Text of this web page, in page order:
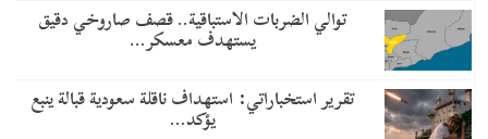
توالي الضربات الاستباقية.. قصف صاروخي دقيق
يستهدف معسكر…
تقرير استخباراتي: استهداف ناقلة سعودية قبالة ينبع
يؤكد…